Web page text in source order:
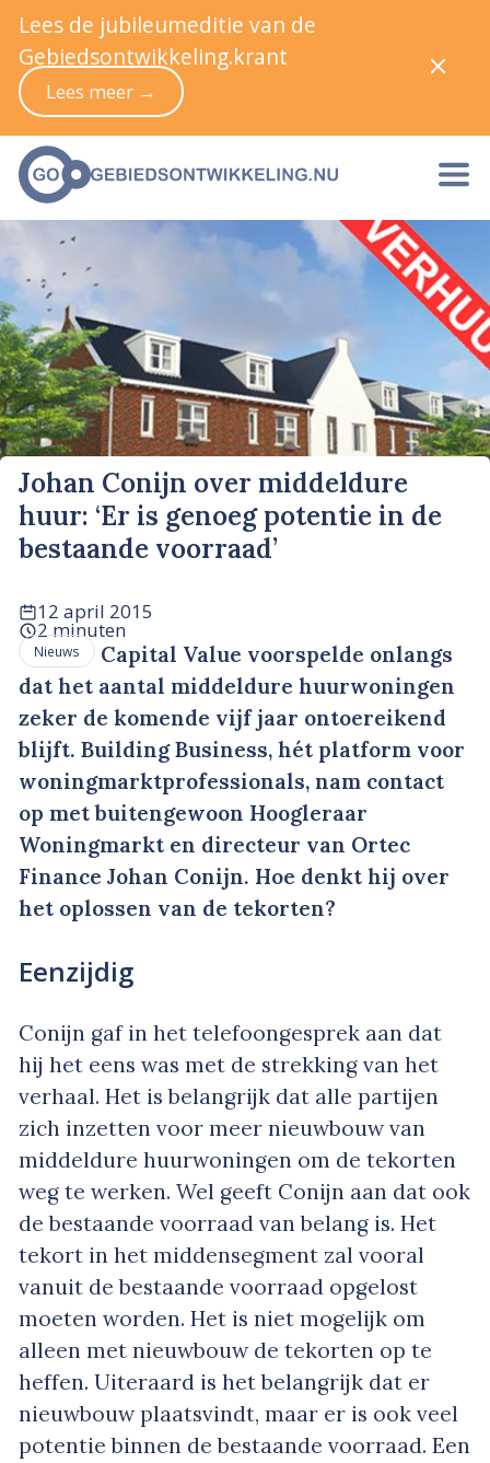
Johan Conijn over middeldure
huur: ‘Er is genoeg potentie in de
bestaande voorraad’
12 april 2015
2 minuten
Nieuws
Capital Value voorspelde onlangs
dat het aantal middeldure huurwoningen
zeker de komende vijf jaar ontoereikend
blijft. Building Business, hét platform voor
woningmarktprofessionals, nam contact
op met buitengewoon Hoogleraar
Woningmarkt en directeur van Ortec
Finance Johan Conijn. Hoe denkt hij over
het oplossen van de tekorten?
Eenzijdig
Conijn gaf in het telefoongesprek aan dat
hij het eens was met de strekking van het
verhaal. Het is belangrijk dat alle partijen
zich inzetten voor meer nieuwbouw van
middeldure huurwoningen om de tekorten
weg te werken. Wel geeft Conijn aan dat ook
de bestaande voorraad van belang is. Het
tekort in het middensegment zal vooral
vanuit de bestaande voorraad opgelost
moeten worden. Het is niet mogelijk om
alleen met nieuwbouw de tekorten op te
heffen. Uiteraard is het belangrijk dat er
nieuwbouw plaatsvindt, maar er is ook veel
potentie binnen de bestaande voorraad. Een
Lees de jubileumeditie van de
Gebiedsontwikkeling.krant
Lees meer →